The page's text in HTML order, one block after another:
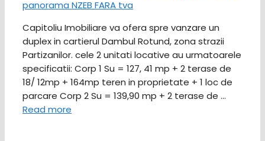
Capitoliu Imobiliare va ofera spre vanzare un
duplex in cartierul Dambul Rotund, zona strazii
Partizanilor. cele 2 unitati locative au urmatoarele
specificatii: Corp 1 Su = 127, 41 mp + 2 terase de
18/ 12mp + 164mp teren in proprietate + 1 loc de
parcare Corp 2 Su = 139,90 mp + 2 terase de …
Read more